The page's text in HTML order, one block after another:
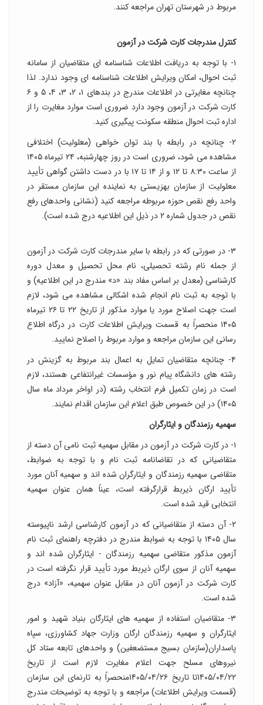
مربوط در شهرستان تهران مراجعه کنند.
کنترل مندرجات کارت شرکت در آزمون
۱- با توجه به دریافت اطلاعات شناسنامه ای متقاضیان از سامانه
ثبت احوال، امکان ویرایش اطلاعات شناسنامه ای وجود ندارد. لذا
چنانچه مغایرتی در اطلاعات مندرج در بندهای ۱، ۲، ۳، ۴، ۵ و ۶
کارت شرکت در آزمون وجود دارد ضروری است موارد مغایرت را از
اداره ثبت احوال منطقه سکونت پیگیری کنید.
۲- چنانچه در رابطه با بند توان خواهی (معلولیت) اختلافی
مشاهده می شود، ضروری است در روز چهارشنبه، ۲۴ تیرماه ۱۴۰۵
از ساعت ۸:۳۰ تا ۱۲ و از ۱۴ تا ۱۷ با در دست داشتن گواهی تأیید
معلولیت از سازمان بهزیستی به نماینده این سازمان مستقر در
واحد رفع نقص حوزه مربوطه مراجعه کنید (نشانی واحدهای رفع
نقص در جدول شماره ۲ در ذیل این اطلاعیه درج شده است).
۳- در صورتی که در رابطه با سایر مندرجات کارت شرکت در آزمون
از جمله نام رشته تحصیلی، نام محل تحصیل و معدل دوره
کارشناسی (معدل بر اساس مفاد بند «د‍» مندرج در این اطلاعیه) و
با توجه به ثبت نام انجام شده اشکالی مشاهده می شود، لازم
است جهت اصلاح مورد یا موارد مذکور از تاریخ ۲۲ تا ۲۶ تیرماه
۱۴۰۵ منحصراً به قسمت ویرایش اطلاعات کارت در درگاه اطلاع
رسانی این سازمان مراجعه و موارد مربوط را اصلاح نمایید.
۴- چنانچه متقاضیان تمایل به اعمال بند مربوط به گزینش در
رشته های دانشگاه پیام نور و مؤسسات غیرانتفاعی هستند، لازم
است در زمان تکمیل فرم انتخاب رشته (در اواخر مرداد ماه سال
۱۴۰۵) در این خصوص طبق اعلام این سازمان اقدام نمایند.
سهمیه رزمندگان و ایثارگران
۱- در کارت شرکت در آزمون در مقابل سهمیه ثبت نامی آن دسته از
متقاضیانی که در تقاضانامه ثبت نام و با توجه به ضوابط،
متقاضی سهمیه رزمندگان و ایثارگران شده اند و سهمیه آنان مورد
تأیید ارگان ذیربط قرارگرفته است، عیناً همان عنوان سهمیه
انتخابی قید شده است.
۲- آن دسته از متقاضیانی که در آزمون کارشناسی ارشد ناپیوسته
سال ۱۴۰۵ با توجه به ضوابط مندرج در دفترچه راهنمای ثبت نام
آزمون مذکور متقاضی سهمیه رزمندگان - ایثارگران شده اند و
سهمیه آنان از سوی ارگان ذیربط مورد تأیید قرار نگرفته است در
کارت شرکت در آزمون آنان در مقابل عنوان سهمیه، «آزاد» درج
شده است.
۳- متقاضیان استفاده از سهمیه های ایثارگان بنیاد شهید و امور
ایثارگران و سهمیه رزمندگان ارگان وزارت جهاد کشاورزی، سپاه
پاسداران(سازمان بسیج مستضعفین) و واحدهای تابعه ستاد کل
نیروهای مسلح جهت اعلام مغایرت لازم است از تاریخ
۱۴۰۵/۰۴/۲۲تا تاریخ ۱۴۰۵/۰۴/۲۶منحصراً به تارنمای این سازمان
(قسمت ویرایش اطلاعات) مراجعه و با توجه به توضیحات مندرج